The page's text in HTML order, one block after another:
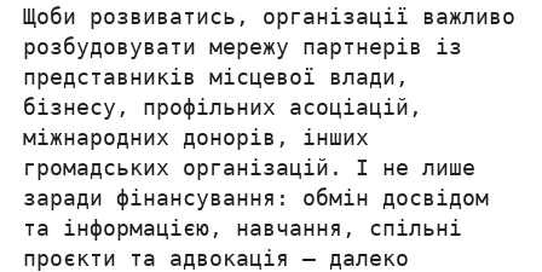
Щоби розвиватись, організації важливо
розбудовувати мережу партнерів із
представників місцевої влади,
бізнесу, профільних асоціацій,
міжнародних донорів, інших
громадських організацій. І не лише
заради фінансування: обмін досвідом
та інформацією, навчання, спільні
проєкти та адвокація — далеко